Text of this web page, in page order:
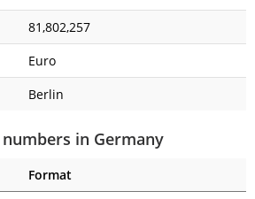
81,802,257
Euro
Berlin
numbers in Germany
Format